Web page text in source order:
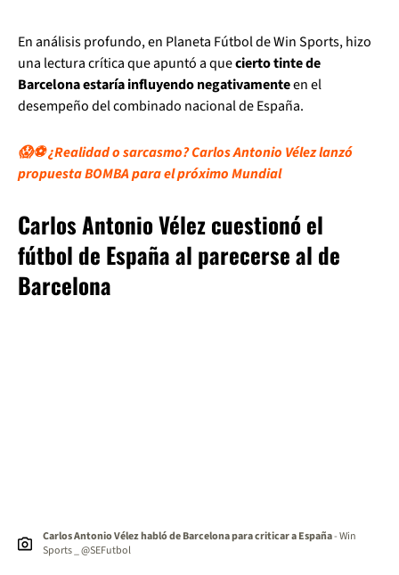
En análisis profundo, en Planeta Fútbol de Win Sports, hizo
una lectura crítica que apuntó a quecierto tintede
Barcelona estaría influyendo negativamenteen el
desempeño del combinado nacional de España.
😱⚽ ¿Realidad o sarcasmo? Carlos Antonio Vélez lanzó
propuesta BOMBA para el próximo Mundial
Carlos Antonio Vélez cuestionó el
fútbol de España al parecerse al de
Barcelona
Carlos Antonio Vélez habló de Barcelona para criticar a España- Win
Sports _ @SEFutbol